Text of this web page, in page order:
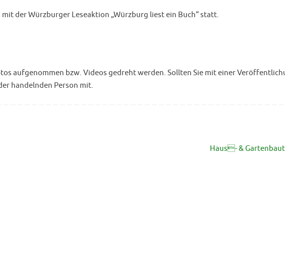
der Würzburger Leseaktion „Würzburg liest ein Buch“ statt.
aufgenommen bzw. Videos gedreht werden. Sollten Sie mit einer
handelnden Person mit.
Haus- &